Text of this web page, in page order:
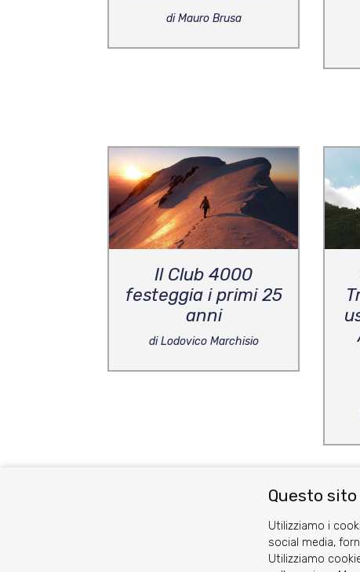
di Mauro Brusa
Il Club 4000
festeggia i primi 25
anni
di Lodovico Marchisio
Questo
Utilizziamo i
social media,
Utilizziamo